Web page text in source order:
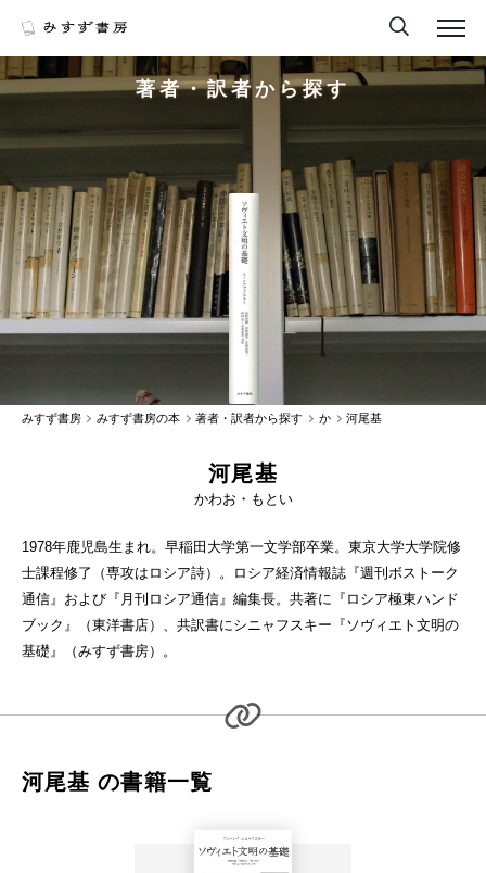
著者・訳者から探す
みすず書房 みすず書房の本 著者・訳者から探す か 河尾基
河尾基
かわお・もとい
1978年鹿児島生まれ。早稲田大学第一文学部卒業。東京大学大学院修
士課程修了（専攻はロシア詩）。ロシア経済情報誌『週刊ボストーク
通信』および『月刊ロシア通信』編集長。共著に『ロシア極東ハンド
ブック』（東洋書店）、共訳書にシニャフスキー『ソヴィエト文明の
基礎』（みすず書房）。
河尾基 の書籍一覧